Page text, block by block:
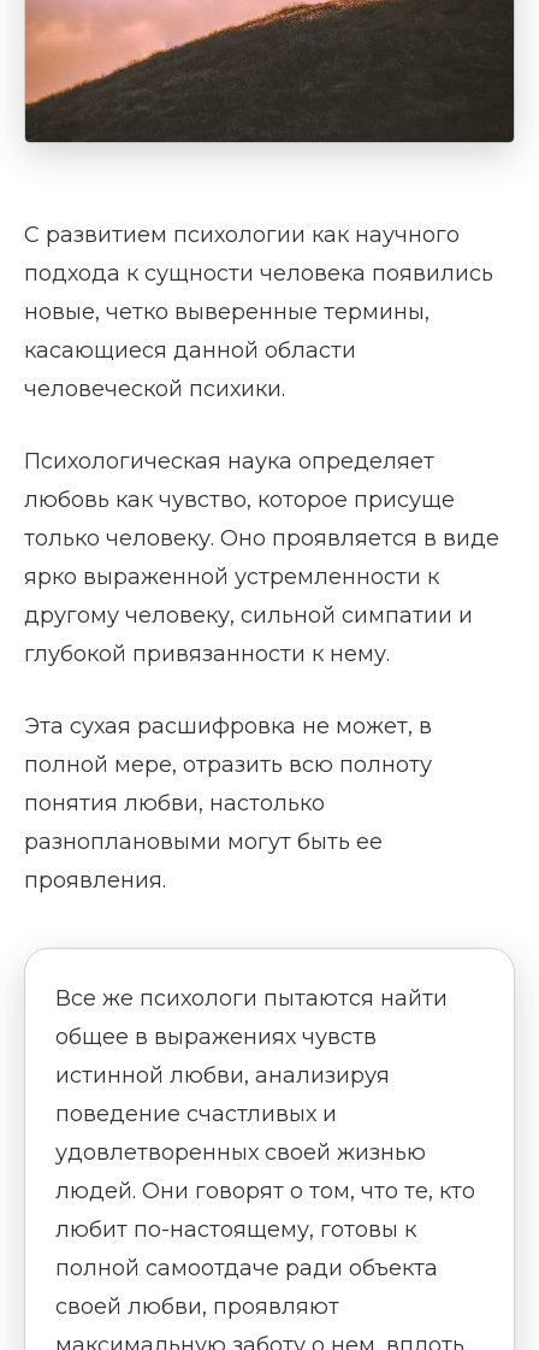
С развитием психологии как научного
подхода к сущности человека появились
новые, четко выверенные термины,
касающиеся данной области
человеческой психики.
Психологическая наука определяет
любовь как чувство, которое присуще
только человеку. Оно проявляется в виде
ярко выраженной устремленности к
другому человеку, сильной симпатии и
глубокой привязанности к нему.
Эта сухая расшифровка не может, в
полной мере, отразить всю полноту
понятия любви, настолько
разноплановыми могут быть ее
проявления.
Все же психологи пытаются найти
общее в выражениях чувств
истинной любви, анализируя
поведение счастливых и
удовлетворенных своей жизнью
людей. Они говорят о том, что те, кто
любит по-настоящему, готовы к
полной самоотдаче ради объекта
своей любви, проявляют